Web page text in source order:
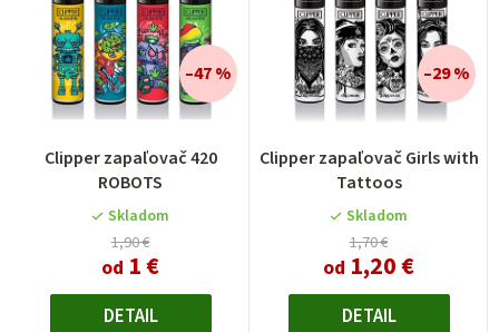
Clipper zapaľovač 420
ROBOTS
Skladom
1,90 €
od 1 €
–47 %
DETAIL
Clipper zapaľovač Girls with
Tattoos
Skladom
1,70 €
od 1,20 €
–29 %
DETAIL